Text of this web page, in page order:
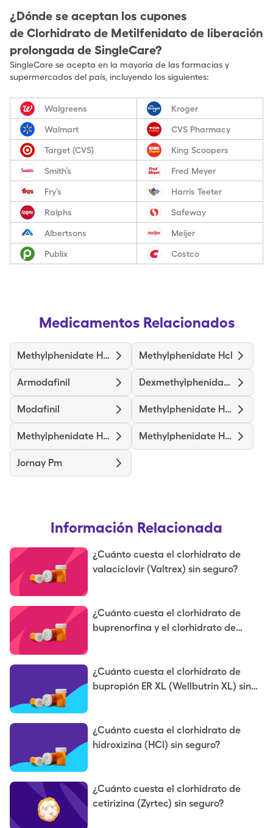
¿Dónde se aceptan los cupones
de Clorhidrato de Metilfenidato de liberación
prolongada de SingleCare?
SingleCare se acepta en la mayoría de las farmacias y
supermercados del país, incluyendo los siguientes:
Walgreens Kroger
Walmart CVS Pharmacy
Target (CVS) King Scoopers
Smith’s Fred Meyer
Fry’s Harris Teeter
Ralphs Safeway
Albertsons Meijer
Publix Costco
Medicamentos Relacionados
Methylphenidate Hcl Er (Osm) Methylphenidate Hcl
Armodafinil Dexmethylphenidate Hcl Er
Modafinil Methylphenidate Hcl Er(Diffus)
Methylphenidate Hcl Er (Cd) Methylphenidate Hcl Er (La)
Jornay Pm
Información Relacionada
¿Cuánto cuesta el clorhidrato de
valaciclovir (Valtrex) sin seguro?
¿Cuánto cuesta el clorhidrato de
buprenorfina y el clorhidrato de
¿Cuánto cuesta el clorhidrato de
bupropión ER XL (Wellbutrin XL) sin
¿Cuánto cuesta el clorhidrato de
hidroxizina (HCl) sin seguro?
¿Cuánto cuesta el clorhidrato de
cetirizina (Zyrtec) sin seguro?